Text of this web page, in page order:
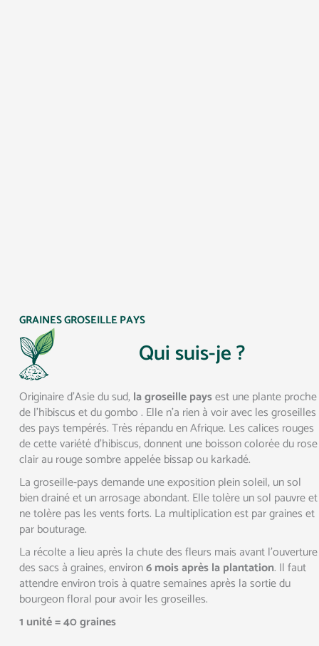
GRAINES GROSEILLE PAYS
Qui suis-je ?
Originaire d’Asie du sud,la groseille paysest une plante proche
de l’hibiscus et du gombo . Elle n’a rien à voir avec les groseilles
des pays tempérés. Très répandu en Afrique. Les calices rouges
de cette variété d’hibiscus, donnent une boisson colorée du rose
clair au rouge sombre appelée bissap ou karkadé.
La groseille-pays demande une exposition plein soleil, un sol
bien drainé et un arrosage abondant. Elle tolère un sol pauvre et
ne tolère pas les vents forts. La multiplication est par graines et
par bouturage.
La récolte a lieu après la chute des fleurs mais avant l’ouverture
des sacs à graines, environ6 mois après la plantation. Il faut
attendre environ trois à quatre semaines après la sortie du
bourgeon floral pour avoir les groseilles.
1 unité = 40 graines